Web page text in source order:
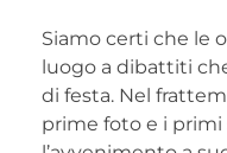
Siamo certi che le
luogo a dibattiti
di festa. Nel
prime foto e i